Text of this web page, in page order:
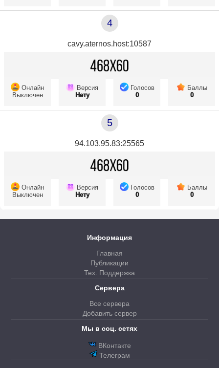
4
cavy.aternos.host:10587
Онлайн
Выключен
Версия
Нету
Голосов
0
Баллы
0
5
94.103.95.83:25565
Онлайн
Выключен
Версия
Нету
Голосов
0
Баллы
0
Информация
Главная
Публикации
Тех. Поддержка
Сервера
Все сервера
Добавить сервер
Мы в соц. сетях
ВКонтакте
Телеграм